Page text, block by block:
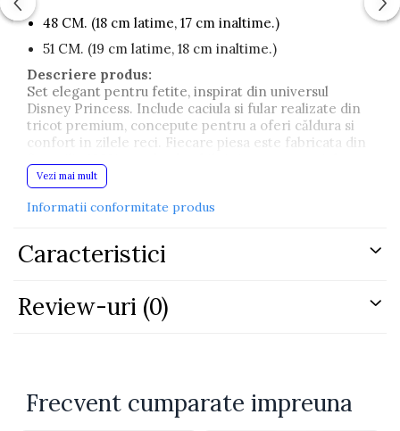
48 CM. (18 cm latime, 17 cm inaltime.)
51 CM. (19 cm latime, 18 cm inaltime.)
Descriere produs:
Set elegant pentru fetite, inspirat din universul
Disney Princess. Include caciula si fular realizate din
tricot premium, concepute pentru a oferi căldura si
confort in zilele reci. Fiecare piesa este fabricata din
sensibilă a copiilor.
Detalii:
Design:Personaje Disney Princess, preferatele
Întreținere:Spalare manuala la 30°C. Fara
calcare. Fara uscator automat. Fara inalbitori.
completarea garderobei de iarna a micutei tale
Vezi mai mult
Informatii conformitate produs
Caracteristici
Review-uri (0)
Frecvent cumparate impreuna